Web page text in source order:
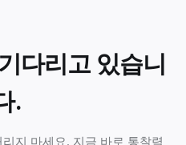
다리고 있습니
.
지 마세요. 지금 바로 통찰력